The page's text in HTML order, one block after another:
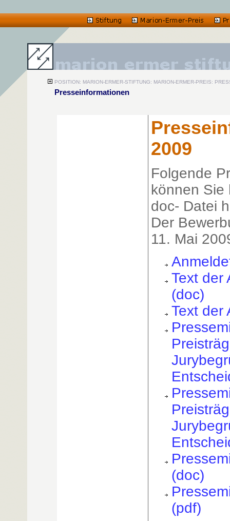
POSITION: MARION-ERMER-STIFTUNG: MARION-ERMER-PREIS:
Presseinformationen
2009
Folgende
können Sie
doc- Datei
Der
11. Mai
Text der
(doc)
Text der
(doc)
(pdf)